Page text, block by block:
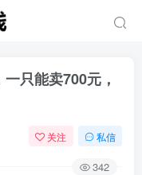
只能卖700元，
关注 私信
342